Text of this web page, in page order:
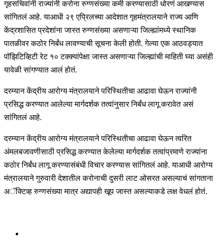
गृहसचिवांनी राज्यांनी करोना रुग्णसंख्या कमी करण्यासाठी धोरणं आखण्यास
सांगितलं आहे. याआधी २९ एप्रिलच्या आदेशात गृहमंत्रालयाने राज्य आणि
केंद्रशासित प्रदेशांना जास्त रुग्णसंख्या असणाऱ्या जिल्ह्यांमध्ये स्थानिक
पातळीवर कठोर निर्बंध लावण्याची सूचना केली होती. गेल्या एक आठवड्यात
पॉझिटिव्हिटी रेट १० टक्क्यांपेक्षा जास्त असणाऱ्या जिल्ह्यांची माहिती घ्या असंही
यावेळी सांगण्यात आलं होतं.
दरम्यान केंद्रीय आरोग्य मंत्रालयाने परिस्थितीचा आढावा घेऊन राज्यांनी
प्रसिद्ध करण्यात आलेल्या मार्गदर्शक तत्वांनुसार निर्बंध लागू करावेत असं
सांगितलं आहे.
दरम्यान केंद्रीय आरोग्य मंत्रालयाने परिस्थितीचा आढावा घेऊन त्वरित
अंमलबजावणीसाठी प्रसिद्ध करण्यात केलेल्या मार्गदर्शक तत्वांप्रमाणे राज्यांना
कठोर निर्बंध लागू करण्यासंबंधी विचार करण्यास सांगितलं आहे. याआधी आरोग्य
मंत्रालयाने गुरुवारी देशातील करोनाची दुसरी लाट ओसरत असल्याचं सांगताना
अॅक्टिव्ह रुग्णसंख्या मात्र अद्यापही खूप जास्त असल्याकडे लक्ष वेधलं होतं.